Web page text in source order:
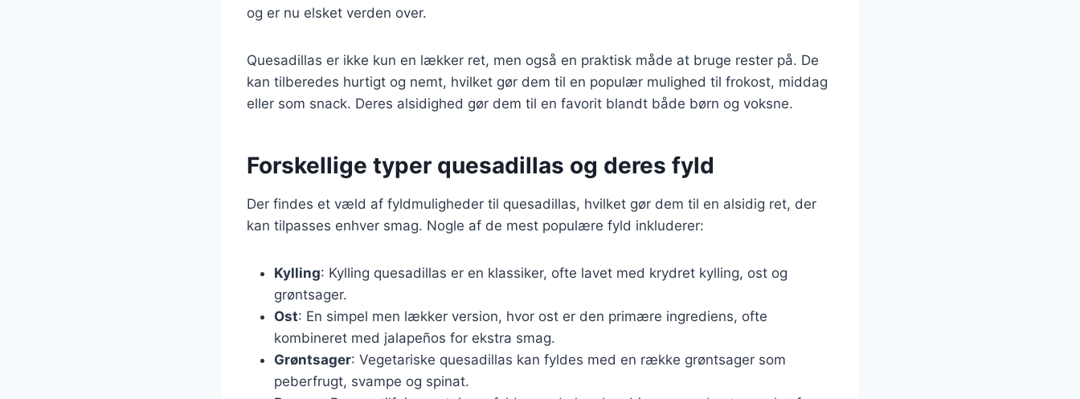
og er nu elsket verden over.
Quesadillas er ikke kun en lækker ret, men også en praktisk måde at bruge rester på. De
kan tilberedes hurtigt og nemt, hvilket gør dem til en populær mulighed til frokost, middag
eller som snack. Deres alsidighed gør dem til en favorit blandt både børn og voksne.
Forskellige typer quesadillas og deres fyld
Der findes et væld af fyldmuligheder til quesadillas, hvilket gør dem til en alsidig ret, der
kan tilpasses enhver smag. Nogle af de mest populære fyld inkluderer:
Kylling: Kylling quesadillas er en klassiker, ofte lavet med krydret kylling, ost og
grøntsager.
Ost: En simpel men lækker version, hvor ost er den primære ingrediens, ofte
kombineret med jalapeños for ekstra smag.
Grøntsager: Vegetariske quesadillas kan fyldes med en række grøntsager som
peberfrugt, svampe og spinat.